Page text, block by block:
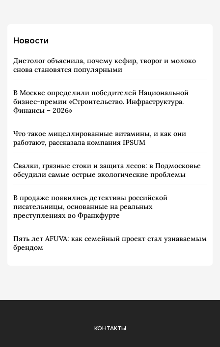
Новости
Диетолог объяснила, почему кефир, творог и молоко
снова становятся популярными
В Москве определили победителей Национальной
бизнес-премии «Строительство. Инфраструктура.
Финансы – 2026»
Что такое мицеллированные витамины, и как они
работают, рассказала компания IPSUM
Свалки, грязные стоки и защита лесов: в Подмосковье
обсудили самые острые экологические проблемы
В продаже появились детективы российской
писательницы, основанные на реальных
преступлениях во Франкфурте
Пять лет AFUVA: как семейный проект стал узнаваемым
брендом
КОНТАКТЫ